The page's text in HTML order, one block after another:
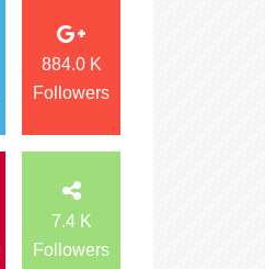
884.0 K
Followers
7.4 K
Followers